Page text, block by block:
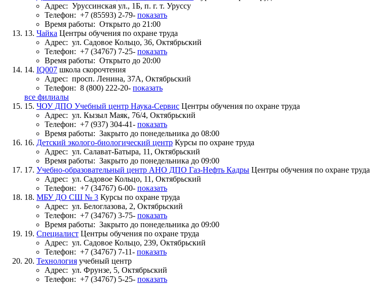
Адрес: Уруссинская ул., 1Б, п. г. т. Уруссу
Телефон: +7 (85593) 2-79- показать
Время работы: Открыто до 21:00
13. Чайка Центры обучения по охране труда
Адрес: ул. Садовое Кольцо, 36, Октябрьский
Телефон: +7 (34767) 7-25- показать
Время работы: Открыто до 20:00
14. IQ007 школа скорочтения
Адрес: просп. Ленина, 37А, Октябрьский
Телефон: 8 (800) 222-20- показать
все филиалы
15. ЧОУ ДПО Учебный центр Наука-Сервис Центры обучения по охране труда
Адрес: ул. Кызыл Маяк, 76/4, Октябрьский
Телефон: +7 (937) 304-41- показать
Время работы: Закрыто до понедельника до 08:00
16. Детский эколого-биологический центр Курсы по охране труда
Адрес: ул. Салават-Батыра, 11, Октябрьский
Время работы: Закрыто до понедельника до 09:00
17. Учебно-образовательный центр АНО ДПО Газ-Нефть Кадры Центры обучения по охране труда
Адрес: ул. Садовое Кольцо, 11, Октябрьский
Телефон: +7 (34767) 6-00- показать
18. МБУ ДО СШ № 3 Курсы по охране труда
Адрес: ул. Белоглазова, 2, Октябрьский
Телефон: +7 (34767) 3-75- показать
Время работы: Закрыто до понедельника до 09:00
19. Специалист Центры обучения по охране труда
Адрес: ул. Садовое Кольцо, 239, Октябрьский
Телефон: +7 (34767) 7-11- показать
20. Технология учебный центр
Адрес: ул. Фрунзе, 5, Октябрьский
Телефон: +7 (34767) 5-25- показать